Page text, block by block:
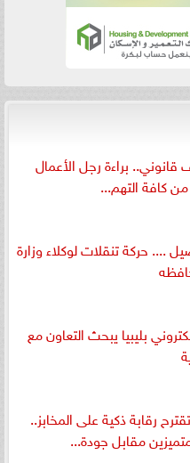
قانوني.. براءة رجل الأعمال
كافة التهم...
.... حركة تنقلات لوكلاء وزارة
بليبيا يبحث التعاون مع
رقابة ذكية على المخابز..
مقابل جودة...